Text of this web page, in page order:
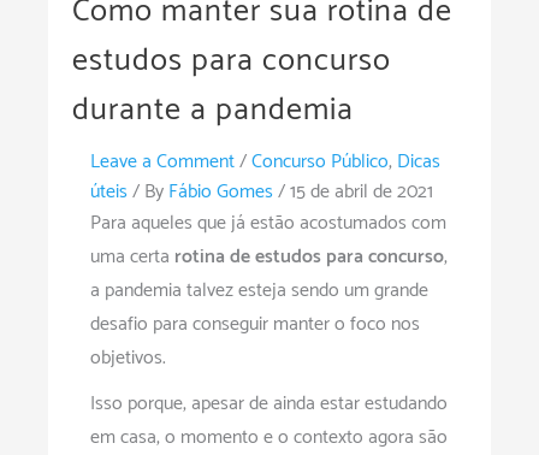
Como manter sua rotina de
estudos para concurso
durante a pandemia
Leave a Comment/Concurso Público,Dicas
úteis/ ByFábio Gomes/15 de abril de 2021
Para aqueles que já estão acostumados com
uma certa rotina de estudos para concurso,
a pandemia talvez esteja sendo um grande
desafio para conseguir manter o foco nos
objetivos.
Isso porque, apesar de ainda estar estudando
em casa, o momento e o contexto agora são